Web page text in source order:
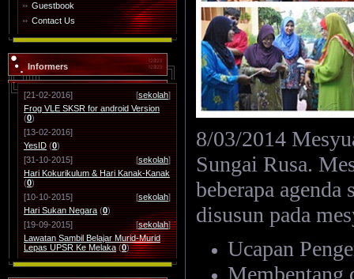
Guestbook
Contact Us
Informers
[21-02-2016] [sekolah]
Frog VLE SKSR for android Version
(0)
[13-02-2016]
YesID (0)
[31-10-2015]
[sekolah]
Hari Kokurikulum & Hari Kanak-Kanak
(0)
[10-10-2015]
[sekolah]
Hari Sukan Negara (0)
[19-09-2015]
[sekolah]
Lawatan Sambil Belajar Murid-Murid
Lepas UPSR Ke Melaka (0)
8/03/2014
Sungai Rusa.
beberapa agenda
disusun pada
Ucapan
Membentang